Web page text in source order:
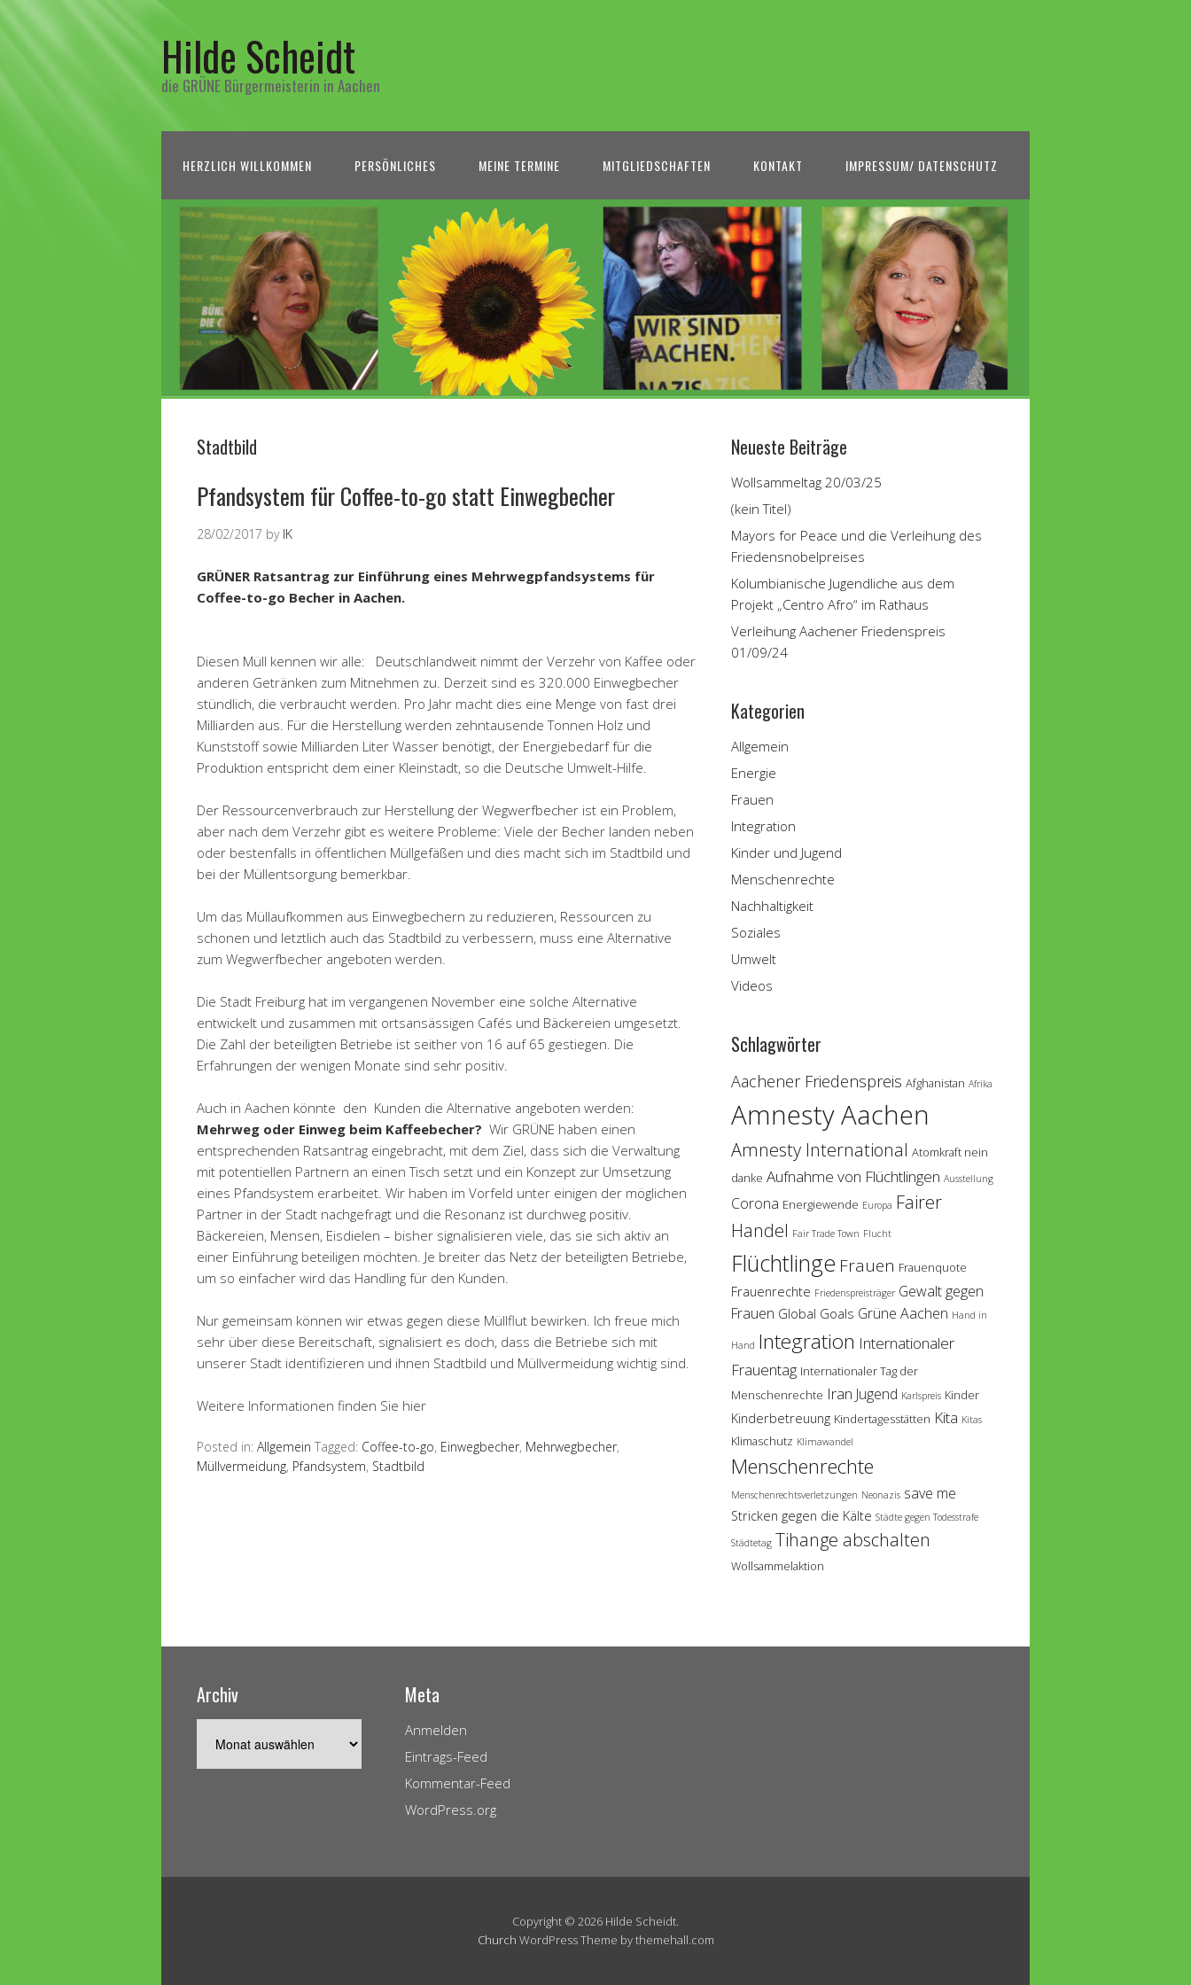
Hilde Scheidt
die GRÜNE Bürgermeisterin in Aachen
HERZLICH WILLKOMMEN PERSÖNLICHES MEINE TERMINE MITGLIEDSCHAFTEN KONTAKT IMPRESSUM/ DATENSCHUTZ
Stadtbild
Pfandsystem für Coffee-to-go statt Einwegbecher
28/02/2017 by IK
GRÜNER Ratsantrag zur Einführung eines Mehrwegpfandsystems für
Coffee-to-go Becher in Aachen.
Diesen Müll kennen wir alle: Deutschlandweit nimmt der Verzehr von Kaffee oder
anderen Getränken zum Mitnehmen zu. Derzeit sind es 320.000 Einwegbecher
stündlich, die verbraucht werden. Pro Jahr macht dies eine Menge von fast drei
Milliarden aus. Für die Herstellung werden zehntausende Tonnen Holz und
Kunststoff sowie Milliarden Liter Wasser benötigt, der Energiebedarf für die
Produktion entspricht dem einer Kleinstadt, so die Deutsche Umwelt-Hilfe.
Der Ressourcenverbrauch zur Herstellung der Wegwerfbecher ist ein Problem,
aber nach dem Verzehr gibt es weitere Probleme: Viele der Becher landen neben
oder bestenfalls in öffentlichen Müllgefäßen und dies macht sich im Stadtbild und
bei der Müllentsorgung bemerkbar.
Um das Müllaufkommen aus Einwegbechern zu reduzieren, Ressourcen zu
schonen und letztlich auch das Stadtbild zu verbessern, muss eine Alternative
zum Wegwerfbecher angeboten werden.
Die Stadt Freiburg hat im vergangenen November eine solche Alternative
entwickelt und zusammen mit ortsansässigen Cafés und Bäckereien umgesetzt.
Die Zahl der beteiligten Betriebe ist seither von 16 auf 65 gestiegen. Die
Erfahrungen der wenigen Monate sind sehr positiv.
Auch in Aachen könnte den Kunden die Alternative angeboten werden:
Mehrweg oder Einweg beim Kaffeebecher? Wir GRÜNE haben einen
entsprechenden Ratsantrag eingebracht, mit dem Ziel, dass sich die Verwaltung
mit potentiellen Partnern an einen Tisch setzt und ein Konzept zur Umsetzung
eines Pfandsystem erarbeitet. Wir haben im Vorfeld unter einigen der möglichen
Partner in der Stadt nachgefragt und die Resonanz ist durchweg positiv.
Bäckereien, Mensen, Eisdielen – bisher signalisieren viele, das sie sich aktiv an
einer Einführung beteiligen möchten. Je breiter das Netz der beteiligten Betriebe,
um so einfacher wird das Handling für den Kunden.
Nur gemeinsam können wir etwas gegen diese Müllflut bewirken. Ich freue mich
sehr über diese Bereitschaft, signalisiert es doch, dass die Betriebe sich mit
unserer Stadt identifizieren und ihnen Stadtbild und Müllvermeidung wichtig sind.
Weitere Informationen finden Sie hier
Posted in: Allgemein Tagged: Coffee-to-go, Einwegbecher, Mehrwegbecher,
Müllvermeidung, Pfandsystem, Stadtbild
Neueste Beiträge
Wollsammeltag 20/03/25
(kein Titel)
Mayors for Peace und die Verleihung des
Friedensnobelpreises
Kolumbianische Jugendliche aus dem
Projekt „Centro Afro“ im Rathaus
Verleihung Aachener Friedenspreis
01/09/24
Kategorien
Allgemein
Energie
Frauen
Integration
Kinder und Jugend
Menschenrechte
Nachhaltigkeit
Soziales
Umwelt
Videos
Schlagwörter
Aachener Friedenspreis Afghanistan Afrika
Amnesty Aachen
Amnesty International Atomkraft nein
danke Aufnahme von Flüchtlingen Ausstellung
Corona Energiewende Europa Fairer
Handel Fair Trade Town Flucht
Flüchtlinge Frauen Frauenquote
Frauenrechte Friedenspreisträger Gewalt gegen
Frauen Global Goals Grüne Aachen Hand in
Hand Integration Internationaler
Frauentag Internationaler Tag der
Menschenrechte Iran Jugend Karlspreis Kinder
Kinderbetreuung Kindertagesstätten Kita Kitas
Klimaschutz Klimawandel
Menschenrechte
Menschenrechtsverletzungen Neonazis save me
Stricken gegen die Kälte Städte gegen Todesstrafe
Städtetag Tihange abschalten
Wollsammelaktion
Archiv Meta
Anmelden
Eintrags-Feed
Kommentar-Feed
WordPress.org
Copyright © 2026 Hilde Scheidt.
Church WordPress Theme by themehall.com